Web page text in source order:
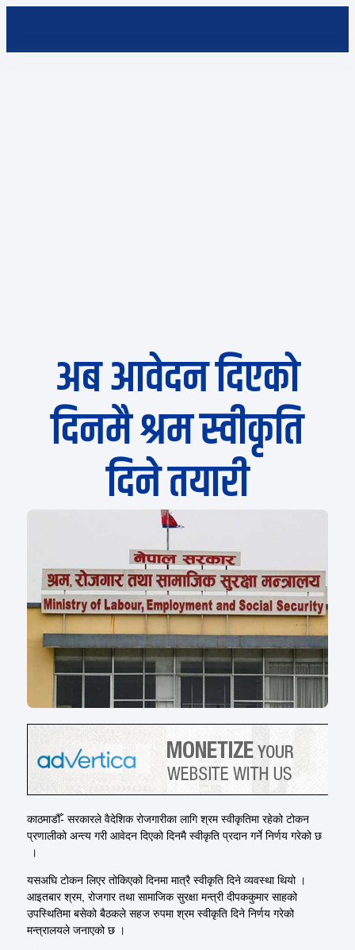
अब आवेदन दिएको
दिनमै श्रम स्वीकृति
दिने तयारी
काठमाडौँ- सरकारले वैदेशिक रोजगारीका लागि श्रम स्वीकृतिमा रहेको टोकन
प्रणालीको अन्त्य गरी आवेदन दिएको दिनमै स्वीकृति प्रदान गर्ने निर्णय गरेको छ
।
यसअघि टोकन लिएर तोकिएको दिनमा मात्रै स्वीकृति दिने व्यवस्था थियो ।
आइतबार श्रम, रोजगार तथा सामाजिक सुरक्षा मन्त्री दीपककुमार साहको
उपस्थितिमा बसेको बैठकले सहज रुपमा श्रम स्वीकृति दिने निर्णय गरेको
मन्त्रालयले जनाएको छ ।